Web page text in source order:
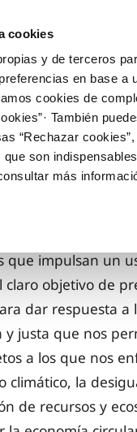
cookies
y de terceros
en base a
cookies de
También
“Rechazar
son
más
CONTRATOS
Cambio de titular
Alta de suministro
Tu Servicio
AL CLIENTE
Canales de contacto
previa
de fuga
Control calidad del agua
Con las personas
el medio ambiente
que impulsan un
objetivo de
dar respuesta a
y justa que nos
a los que nos
climático, la
de recursos y